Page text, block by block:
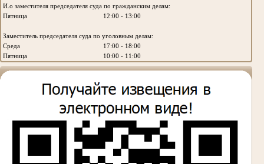
И.о заместителя председателя суда по гражданским делам:
Пятница
12:00 - 13:00
Заместитель председателя суда по уголовным делам:
Среда
17:00 - 18:00
Пятница
10:00 - 11:00